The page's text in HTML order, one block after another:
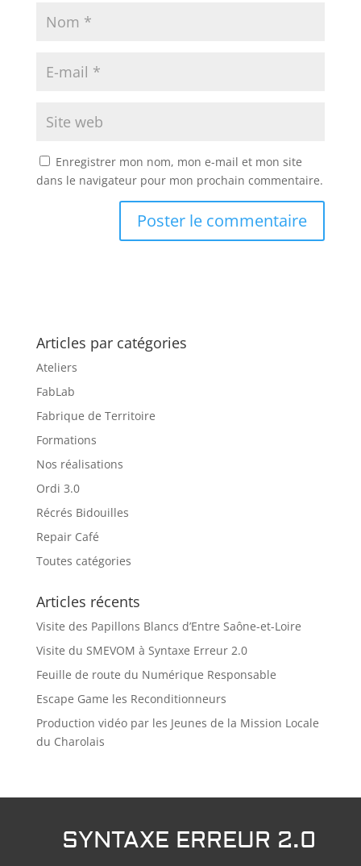
Enregistrer mon nom, mon e-mail et mon site
dans le navigateur pour mon prochain commentaire.
Articles par catégories
Ateliers
FabLab
Fabrique de Territoire
Formations
Nos réalisations
Ordi 3.0
Récrés Bidouilles
Repair Café
Toutes catégories
Articles récents
Visite des Papillons Blancs d’Entre Saône-et-Loire
Visite du SMEVOM à Syntaxe Erreur 2.0
Feuille de route du Numérique Responsable
Escape Game les Reconditionneurs
Production vidéo par les Jeunes de la Mission Locale
du Charolais
SYNTAXE ERREUR 2.0